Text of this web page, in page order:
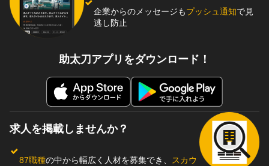
企業からのメッセージもプッシュ通知で見
逃し防止
助太刀アプリをダウンロード！
求人を掲載しませんか？
87職種の中から幅広く人材を募集でき、
スカウ